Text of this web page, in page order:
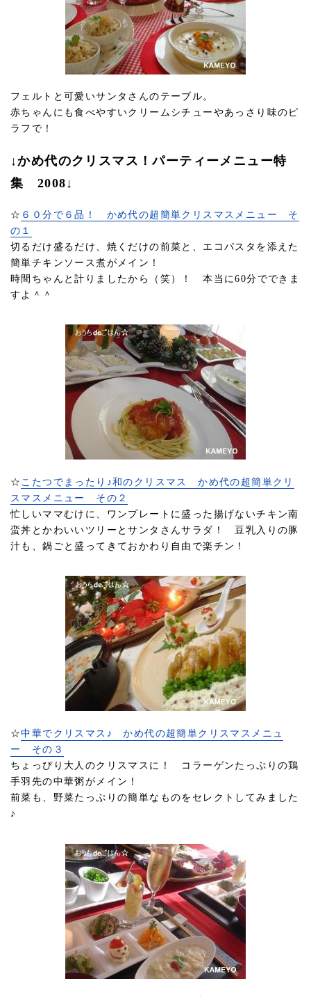
フェルトと可愛いサンタさんのテーブル。
赤ちゃんにも食べやすいクリームシチューやあっさり味のピ
ラフで！
↓かめ代のクリスマス！パーティーメニュー特
集 2008↓
☆ ６０分で６品！ かめ代の超簡単クリスマスメニュー そ
の１
切るだけ盛るだけ、焼くだけの前菜と、エコパスタを添えた
簡単チキンソース煮がメイン！
時間ちゃんと計りましたから（笑）！ 本当に60分でできま
すよ＾＾
☆ こたつでまったり♪和のクリスマス かめ代の超簡単クリ
スマスメニュー その２
忙しいママむけに、ワンプレートに盛った揚げないチキン南
蛮丼とかわいいツリーとサンタさんサラダ！ 豆乳入りの豚
汁も、鍋ごと盛ってきておかわり自由で楽チン！
☆中華でクリスマス♪ かめ代の超簡単クリスマスメニュ
ー その３
ちょっぴり大人のクリスマスに！ コラーゲンたっぷりの鶏
手羽先の中華粥がメイン！
前菜も、野菜たっぷりの簡単なものをセレクトしてみました
♪